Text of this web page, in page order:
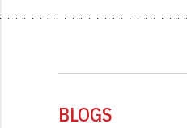
BLOGS